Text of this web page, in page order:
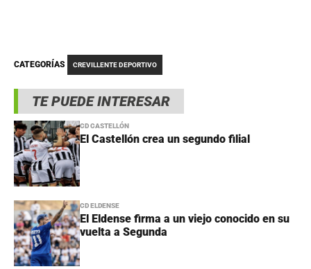
TE PUEDE INTERESAR
CD CASTELLÓN
El Castellón crea un segundo filial
CD ELDENSE
El Eldense firma a un viejo conocido en su
vuelta a Segunda
CATEGORÍAS CREVILLENTE DEPORTIVO